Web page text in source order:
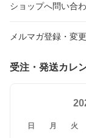
ショップへ問い合
メルマガ登録・変更
受注・発送カレ
日 月 火